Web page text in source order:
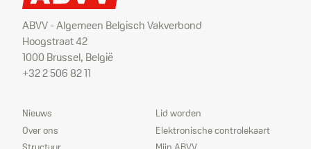
ABVV - Algemeen Belgisch Vakverbond
Hoogstraat 42
1000 Brussel, België
+32 2 506 82 11
Sitemap
Nieuws
Over ons
Dienstverlening
Lid worden
Elektronische controlekaart